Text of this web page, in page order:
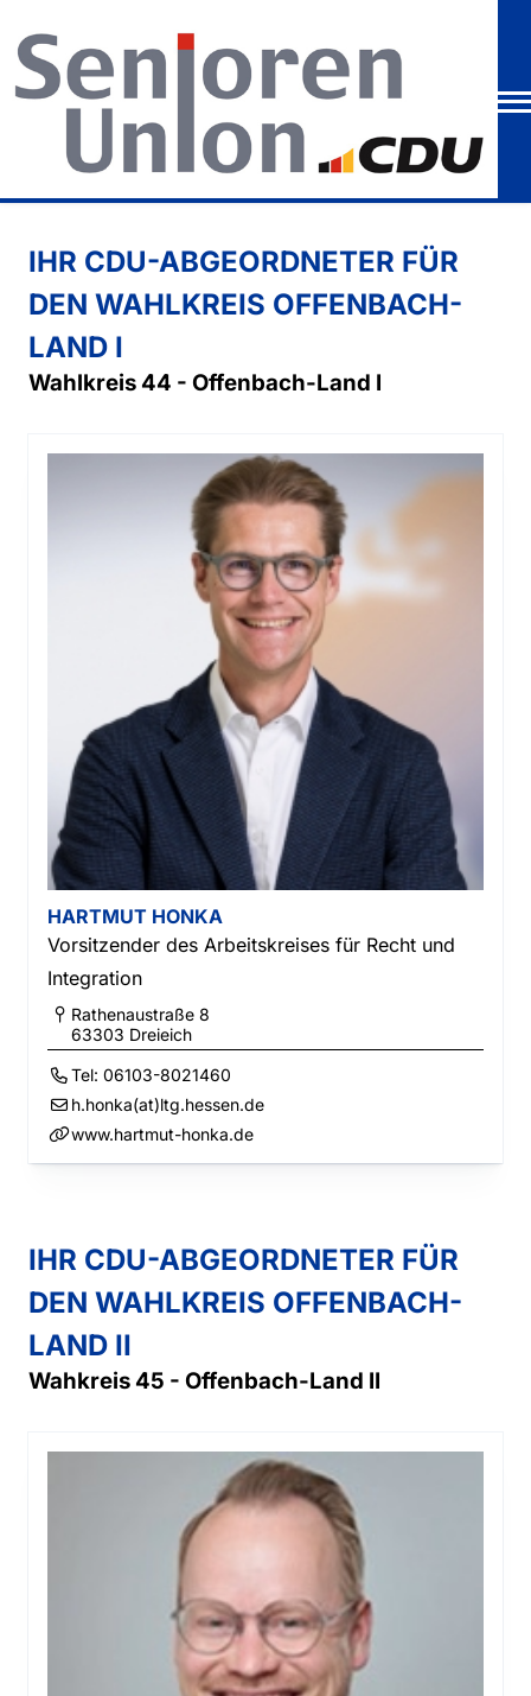
IHR CDU-ABGEORDNETER FÜR
DEN WAHLKREIS OFFENBACH-
LAND I
Wahlkreis 44 - Offenbach-Land I
HARTMUT HONKA
Vorsitzender des Arbeitskreises für Recht und
Integration
Rathenaustraße 8
63303 Dreieich
Tel: 06103-8021460
h.honka(at)ltg.hessen.de
www.hartmut-honka.de
IHR CDU-ABGEORDNETER FÜR
DEN WAHLKREIS OFFENBACH-
LAND II
Wahkreis 45 - Offenbach-Land II